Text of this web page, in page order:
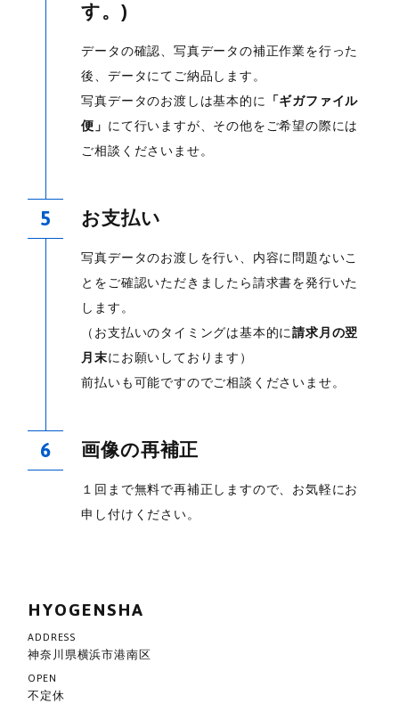
す。)
データの確認、写真データの補正作業を行った
後、データにてご納品します。
写真データのお渡しは基本的に
「ギガファイル
便」 にて行いますが、その他をご希望の際には
ご相談くださいませ。
お支払い
写真データのお渡しを行い、内容に問題ないこ
とをご確認いただきましたら請求書を発行いた
します。
（お支払いのタイミングは基本的に請求月の翌
月末にお願いしております）
前払いも可能ですのでご相談くださいませ。
画像の再補正
１回まで無料で再補正しますので、お気軽にお
申し付けください。
HYOGENSHA
ADDRESS
神奈川県横浜市港南区
OPEN
不定休